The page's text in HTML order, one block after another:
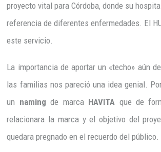
proyecto vital para Córdoba, donde su
referencia de diferentes enfermedades. El
este servicio.
La importancia de aportar un «techo» aún
las familias nos pareció una idea genial.
un naming de marca HAVITA que de
relacionara la marca y el objetivo del
quedara pregnado en el recuerdo del público.